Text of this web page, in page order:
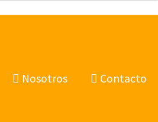
Nosotros Contacto